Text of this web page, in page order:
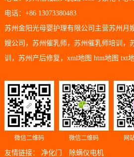
电话：+86 13073380483
苏州金阳光母婴护理有限公司主营苏州月
嫂公司 ， 苏州催乳师， 苏州催乳师培训 ，
训 ， 苏州产后修复 ， xml地图 htm地图 txt
微信二维码 微信二维码 网
友情链接： 净化门 除螨仪电机